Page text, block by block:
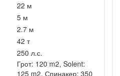
22 м
5 м
2.7 м
42 т
250 л.с.
Грот: 120 m2, Solent:
125 m2, Спинакер: 350